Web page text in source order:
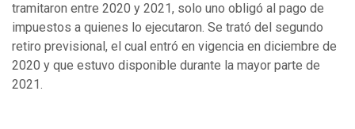
tramitaron entre 2020 y 2021, solo uno obligó al pago de
impuestos a quienes lo ejecutaron. Se trató del segundo
retiro previsional, el cual entró en vigencia en diciembre de
2020 y que estuvo disponible durante la mayor parte de
2021.